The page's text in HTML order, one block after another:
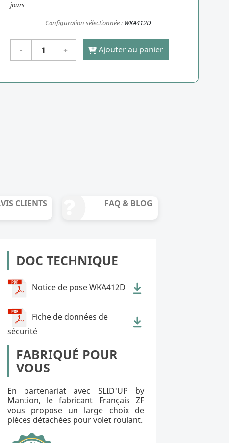
jours
Configuration sélectionnée : WKA412D
Ajouter au panier
CLIENTS FAQ & BLOG
DOC TECHNIQUE
Notice de pose WKA412D
Fiche de données de
sécurité
FABRIQUÉ POUR
VOUS
En partenariat avec SLID'UP by
Mantion, le fabricant Français ZF
vous propose un large choix de
pièces détachées pour volet roulant.